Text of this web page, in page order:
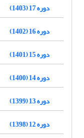
دوره 17 (1403)
دوره 16 (1402)
دوره 15 (1401)
دوره 14 (1400)
دوره 13 (1399)
دوره 12 (1398)